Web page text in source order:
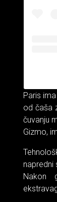
Paris
od čaša
čuvanju
Gizmo,
napredni
Nakon